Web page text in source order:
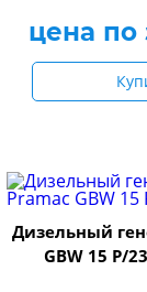
цена по
Дизельный
GBW 15 P/